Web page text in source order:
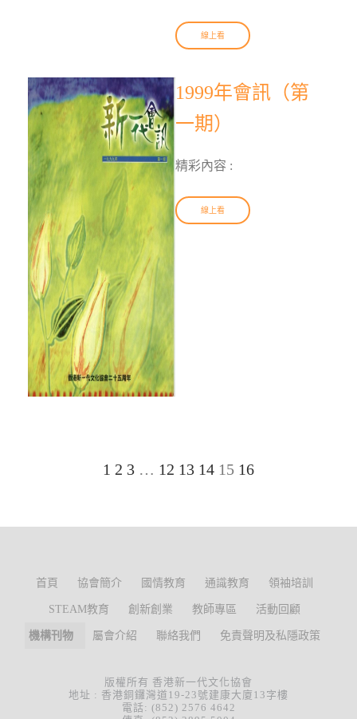
線上看
1999年會訊（第
一期）
精彩內容 :
線上看
1 2 3 … 12 13 14 15 16
首頁 協會簡介 國情教育 通識教育 領袖培訓
STEAM教育 創新創業 教師專區 活動回顧
機構刊物 屬會介紹 聯絡我們 免責聲明及私隱政策
版權所有 香港新一代文化協會
地址 : 香港銅鑼灣道19-23號建康大廈13字樓
電話: (852) 2576 4642